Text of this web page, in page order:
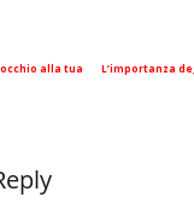
alla tua
L’importanza